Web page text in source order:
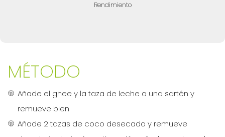
Rendimiento
MÉTODO
Añade el ghee y la taza de leche a una sartén y
remueve bien
Añade 2 tazas de coco desecado y remueve